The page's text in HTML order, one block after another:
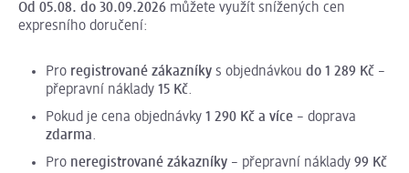
Od 05.08. do 30.09.2026 můžete využít snížených cen
expresního doručení:
Pro registrované zákazníky s objednávkou do 1 289 Kč –
přepravní náklady 15 Kč.
Pokud je cena objednávky 1 290 Kč a více – doprava
zdarma.
Pro neregistrované zákazníky – přepravní náklady 99 Kč